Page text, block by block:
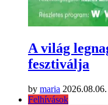
A világ
fesztiválja
by maria 2026.08.06.
Felhívások